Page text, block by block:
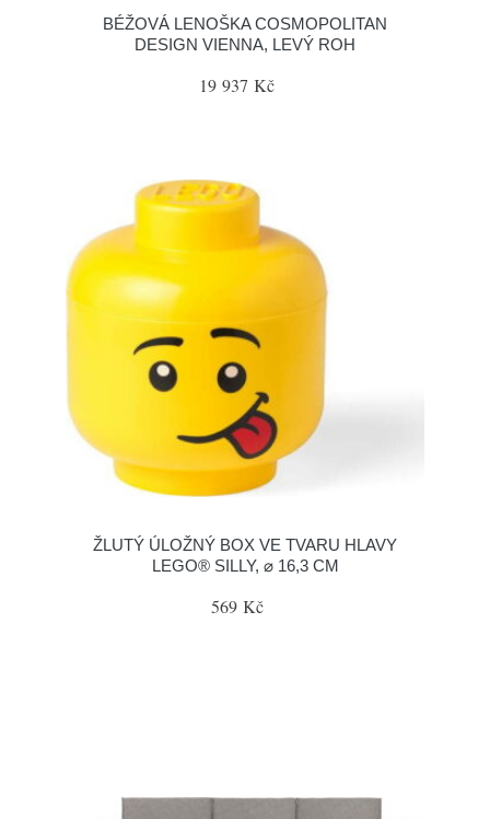
BÉŽOVÁ LENOŠKA COSMOPOLITAN
DESIGN VIENNA, LEVÝ ROH
19 937 Kč
ŽLUTÝ ÚLOŽNÝ BOX VE TVARU HLAVY
LEGO® SILLY, ⌀ 16,3 CM
569 Kč